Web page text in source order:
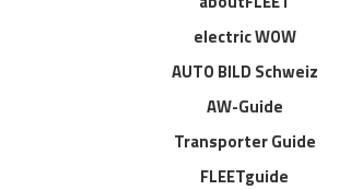
electric WOW
AUTO BILD Schweiz
AW-Guide
Transporter Guide
FLEETguide